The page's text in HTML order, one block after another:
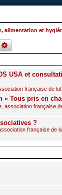
alimentation et
recherche
USA et
française de
Tous pris en
association française
?
française de